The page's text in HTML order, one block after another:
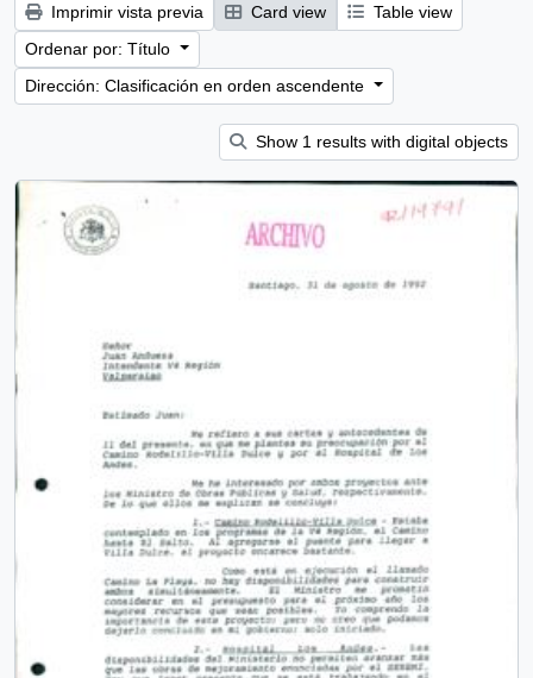
Imprimir vista previa Card view
Table view
Ordenar por: Título
Dirección: Clasificación en orden ascendente
Show 1 results with digital objects